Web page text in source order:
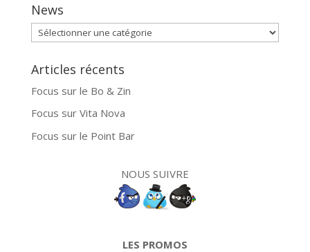
News
News
Articles récents
Focus sur le Bo & Zin
Focus sur Vita Nova
Focus sur le Point Bar
NOUS SUIVRE
LES PROMOS